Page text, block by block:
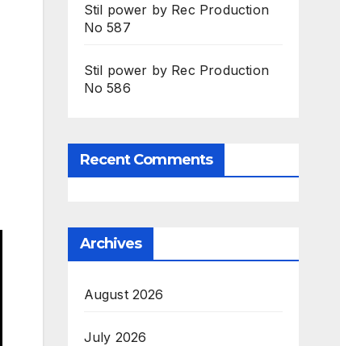
Stil power by Rec Production
No 587
Stil power by Rec Production
No 586
Recent Comments
Archives
August 2026
July 2026